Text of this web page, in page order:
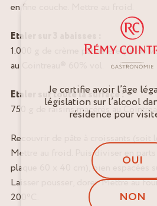
en fine couche. Mettre au froid.
Etaler sur 3 abaisses :
1.000 g de crème pâtissière (selon
au Cointreau® 60% vol.
Etaler sur toute la surface :
750 g de raisins macérés au
Recouvrir de pâte à croissants (soit
Mettre au froid. Puis diviser en parts
plaque 60 x 40 cm), bien espacées
Laisser pousser, dorer. Mettre au
200°C.
Je certifie avoir l’âge
législation sur l’alcool
résidence pour
OUI
NON